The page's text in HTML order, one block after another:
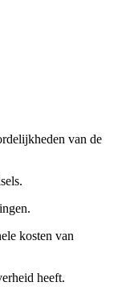
van de
kosten van
heeft.